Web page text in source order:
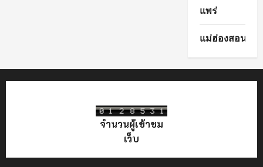
แพร่
แม่ฮ่องสอน
จำนวนผู้เข้าชม
เว็บ